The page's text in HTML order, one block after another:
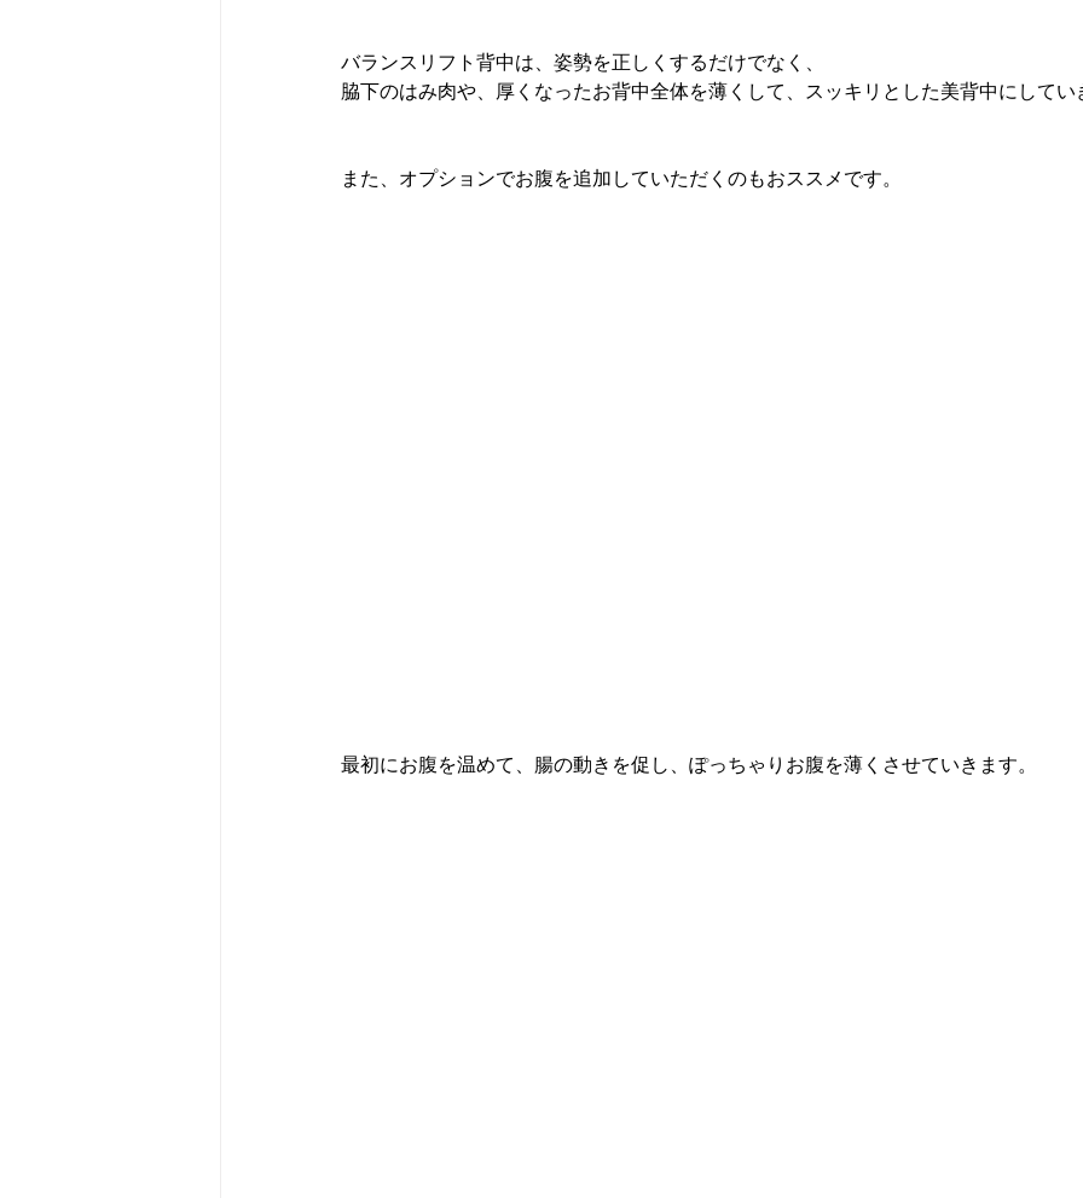
バランスリフト背中は、姿勢を正しくするだけでなく、
脇下のはみ肉や、厚くなったお背中全体を薄くして、スッキリとした美背中にしてい
また、オプションでお腹を追加していただくのもおススメです。
最初にお腹を温めて、腸の動きを促し、ぽっちゃりお腹を薄くさせていきます。